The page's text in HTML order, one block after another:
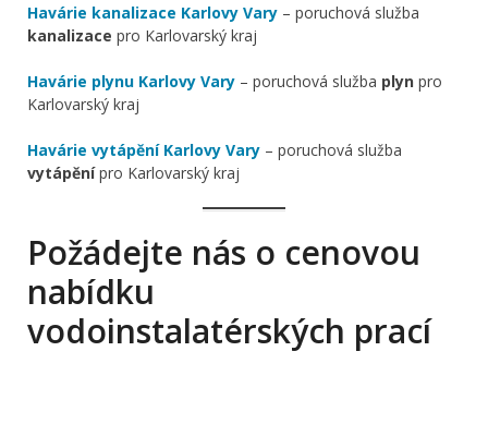
Havárie kanalizace Karlovy Vary – poruchová služba
kanalizace pro Karlovarský kraj
Havárie plynu Karlovy Vary – poruchová služba plyn pro
Karlovarský kraj
Havárie vytápění Karlovy Vary – poruchová služba
vytápěnípro Karlovarský kraj
Požádejte nás o cenovou
nabídku
vodoinstalatérských prací